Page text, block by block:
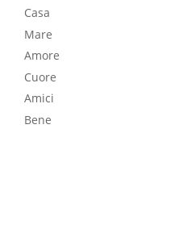
Casa
Mare
Amore
Cuore
Amici
Bene